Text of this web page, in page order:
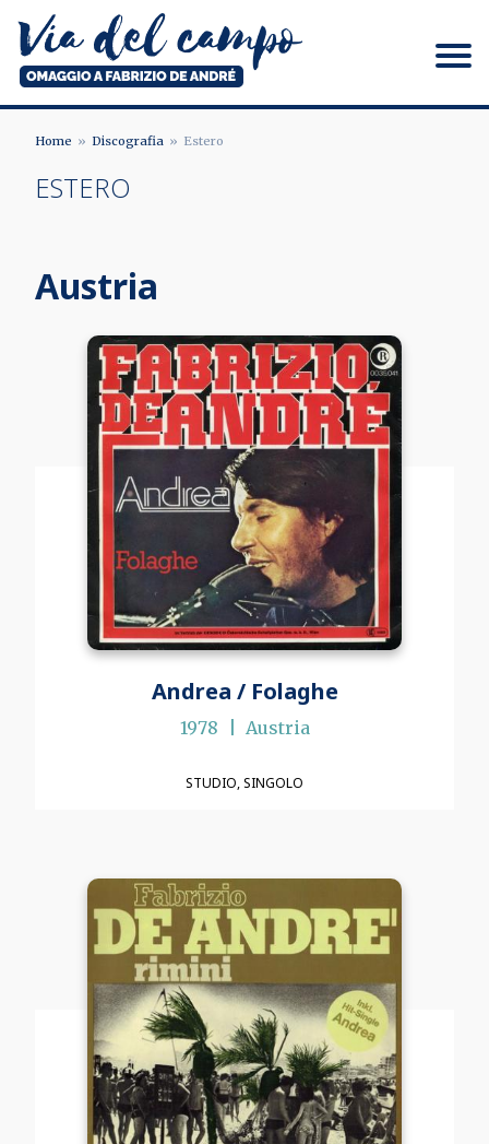
contenuto
principale
Via del campo
BRICIOLE
Home Discografia Estero
ESTERO
Austria
Andrea / Folaghe
1978 Austria
STUDIO SINGOLO